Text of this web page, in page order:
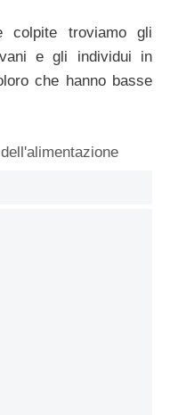
colpite troviamo gli
e gli individui in
che hanno basse